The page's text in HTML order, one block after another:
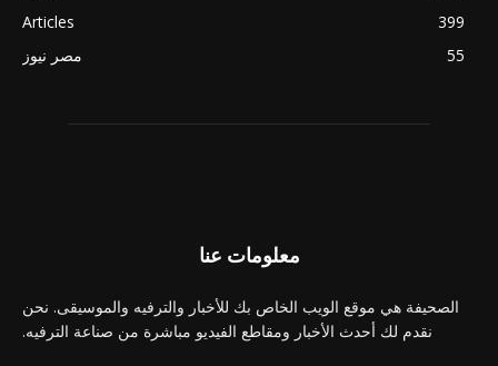
Articles
399
مصر نيوز
55
معلومات عنا
الصحيفة هي موقع الويب الخاص بك للأخبار والترفيه والموسيقى. نحن
نقدم لك أحدث الأخبار ومقاطع الفيديو مباشرة من صناعة الترفيه.